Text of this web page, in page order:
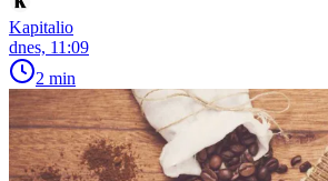
Kapitalio
dnes, 11:09
2 min